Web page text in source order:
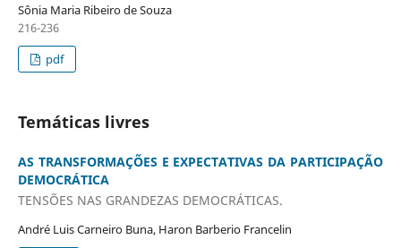
Sônia Maria Ribeiro de Souza
216-236
pdf
Temáticas livres
AS TRANSFORMAÇÕES E EXPECTATIVAS DA PARTICIPAÇÃO
DEMOCRÁTICA
TENSÕES NAS GRANDEZAS DEMOCRÁTICAS.
André Luis Carneiro Buna, Haron Barberio Francelin